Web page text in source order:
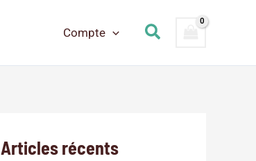
Compte Rechercher
Articles récents